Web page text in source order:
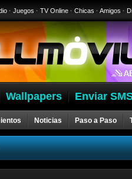
· Juegos · TV Online · Chicas · Amigos ·
Wallpapers Enviar
Noticias Paso a Paso